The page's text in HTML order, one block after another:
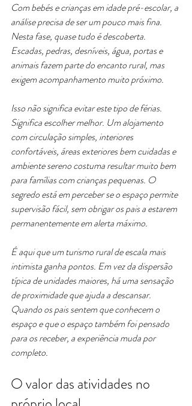
Com bebés e crianças em idade pré-escolar, a
análise precisa de ser um pouco mais fina.
Nesta fase, quase tudo é descoberta.
Escadas, pedras, desníveis, água, portas e
animais fazem parte do encanto rural, mas
exigem acompanhamento muito próximo.
Isso não significa evitar este tipo de férias.
Significa escolher melhor. Um alojamento
com circulação simples, interiores
confortáveis, áreas exteriores bem cuidadas e
ambiente sereno costuma resultar muito bem
para famílias com crianças pequenas. O
segredo está em perceber se o espaço permite
supervisão fácil, sem obrigar os pais a estarem
permanentemente em alerta máximo.
É aqui que um turismo rural de escala mais
intimista ganha pontos. Em vez da dispersão
típica de unidades maiores, há uma sensação
de proximidade que ajuda a descansar.
Quando os pais sentem que conhecem o
espaço e que o espaço também foi pensado
para os receber, a experiência muda por
completo.
O valor das atividades no